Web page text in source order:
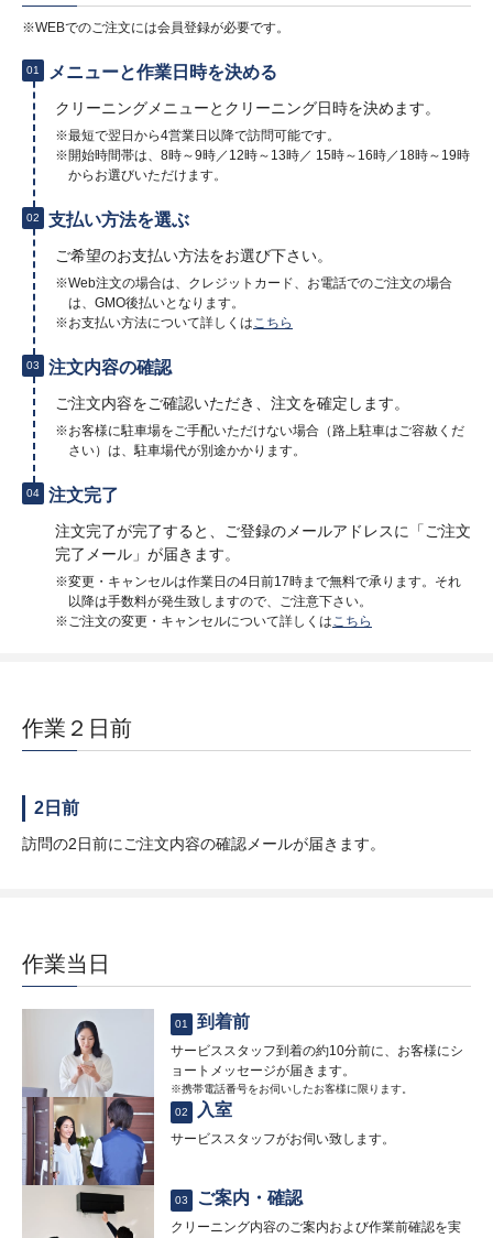
※WEBでのご注文には会員登録が必要です。
01 メニューと作業日時を決める
クリーニングメニューとクリーニング日時を決めます。
※最短で翌日から4営業日以降で訪問可能です。
※開始時間帯は、8時～9時／12時～13時／ 15時～16時／18時～19時
からお選びいただけます。
02 支払い方法を選ぶ
ご希望のお支払い方法をお選び下さい。
※Web注文の場合は、クレジットカード、お電話でのご注文の場合
は、GMO後払いとなります。
※お支払い方法について詳しくはこちら
03 注文内容の確認
ご注文内容をご確認いただき、注文を確定します。
※お客様に駐車場をご手配いただけない場合（路上駐車はご容赦くだ
さい）は、駐車場代が別途かかります。
04 注文完了
注文完了が完了すると、ご登録のメールアドレスに「ご注文
完了メール」が届きます。
※変更・キャンセルは作業日の4日前17時まで無料で承ります。それ
以降は手数料が発生致しますので、ご注意下さい。
※ご注文の変更・キャンセルについて詳しくはこちら
作業２日前
2日前
訪問の2日前にご注文内容の確認メールが届きます。
作業当日
01 到着前
サービススタッフ到着の約10分前に、お客様にシ
ョートメッセージが届きます。
※携帯電話番号をお伺いしたお客様に限ります。
02
入室
サービススタッフがお伺い致します。
03 ご案内・確認
クリーニング内容のご案内および作業前確認を実